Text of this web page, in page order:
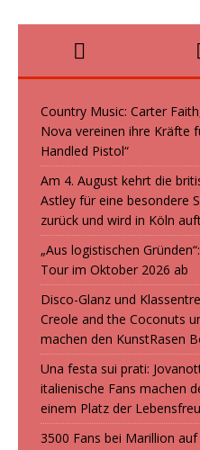
Country Music: Carter
Nova vereinen ihre Kräfte
Handled Pistol“
Am 4. August kehrt die
Astley für eine besondere
zurück und wird in Köln
„Aus logistischen
Tour im Oktober 2026 ab
Disco-Glanz und
Creole and the Coconuts
machen den KunstRasen
Una festa sui prati:
italienische Fans machen
einem Platz der
3500 Fans bei Marillion